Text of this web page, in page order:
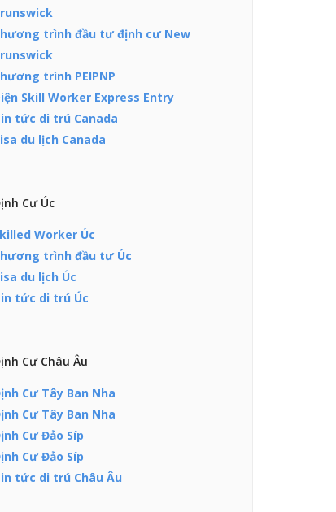
trình đầu tư định cư New
trình PEIPNP
Skill Worker Express Entry
tức di trú Canada
du lịch Canada
Cư Úc
Worker Úc
trình đầu tư Úc
du lịch Úc
tức di trú Úc
Cư Châu Âu
Cư Tây Ban Nha
Cư Tây Ban Nha
Cư Đảo Síp
Cư Đảo Síp
tức di trú Châu Âu